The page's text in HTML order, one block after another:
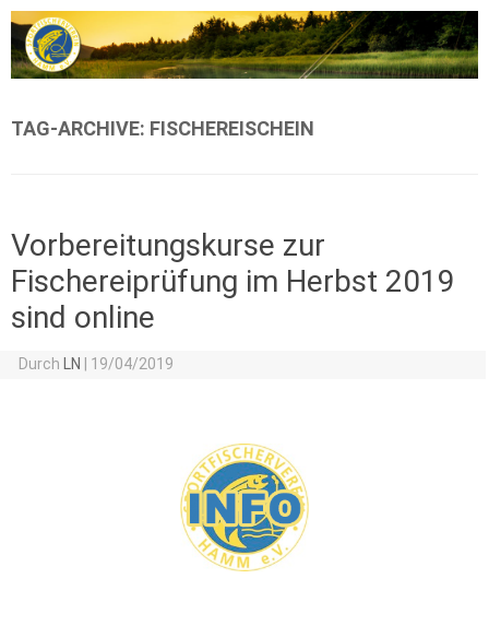
TAG-ARCHIVE: FISCHEREISCHEIN
Vorbereitungskurse zur
Fischereiprüfung im Herbst 2019
sind online
Durch LN 19/04/2019